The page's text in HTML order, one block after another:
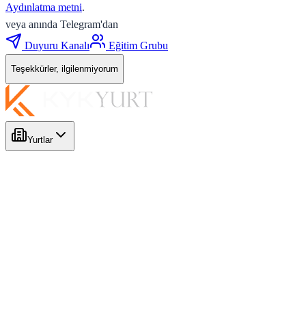
Aydınlatma metni.
veya anında Telegram'dan
Duyuru Kanalı
Eğitim Grubu
Teşekkürler, ilgilenmiyorum
Yurtlar